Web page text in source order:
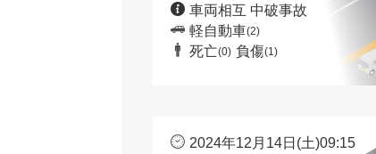
車両相互 中破事故
軽自動車(2)
死亡(0) 負傷(1)
2024年12月14日(土)09:15